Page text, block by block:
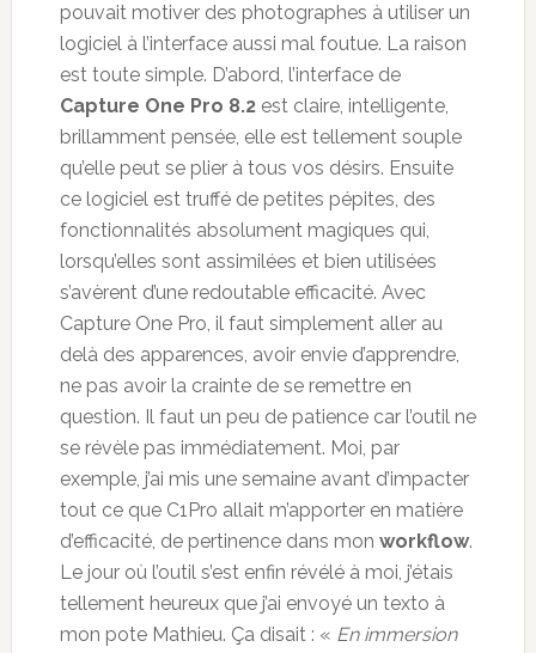
pouvait motiver des photographes à utiliser un
logiciel à l’interface aussi mal foutue. La raison
est toute simple. D’abord, l’interface de
Capture One Pro 8.2est claire, intelligente,
brillamment pensée, elle est tellement souple
qu’elle peut se plier à tous vos désirs. Ensuite
ce logiciel est truffé de petites pépites, des
fonctionnalités absolument magiques qui,
lorsqu’elles sont assimilées et bien utilisées
s’avèrent d’une redoutable efficacité. Avec
Capture One Pro, il faut simplement aller au
delà des apparences, avoir envie d’apprendre,
ne pas avoir la crainte de se remettre en
question. Il faut un peu de patience car l’outil ne
se révèle pas immédiatement. Moi, par
exemple, j’ai mis une semaine avant d’impacter
tout ce que C1Pro allait m’apporter en matière
d’efficacité, de pertinence dans mon workflow.
Le jour où l’outil s’est enfin révélé à moi, j’étais
tellement heureux que j’ai envoyé un texto à
mon pote Mathieu. Ça disait : « En immersion